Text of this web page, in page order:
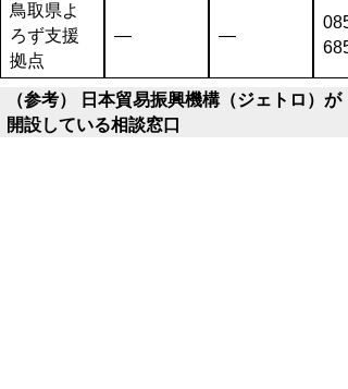
鳥取県よ
ろず支援
拠点
― ―
（参考） 日本貿易振興機構（ジェトロ）が
開設している相談窓口